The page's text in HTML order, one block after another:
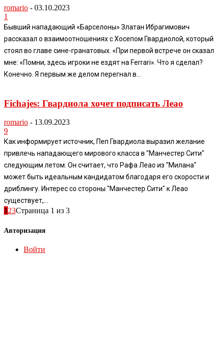
romario - 03.10.2023
1
Бывший нападающий «Барселоны» Златан Ибрагимович
рассказал о взаимоотношениях с Хосепом Гвардиолой, который
стоял во главе сине-гранатовых. «При первой встрече он сказал
мне: «Помни, здесь игроки не ездят на Ferrari». Что я сделал?
Конечно. Я первым же делом перегнал в...
Fichajes: Гвардиола хочет подписать Леао
romario - 13.09.2023
9
Как информирует источник, Пеп Гвардиола выразил желание
привлечь нападающего мирового класса в "Манчестер Сити"
следующим летом. Он считает, что Рафа Леао из "Милана"
может быть идеальным кандидатом благодаря его скорости и
дриблингу. Интерес со стороны "Манчестер Сити" к Леао
существует,...
123Страница 1 из 3
Авторизация
Войти